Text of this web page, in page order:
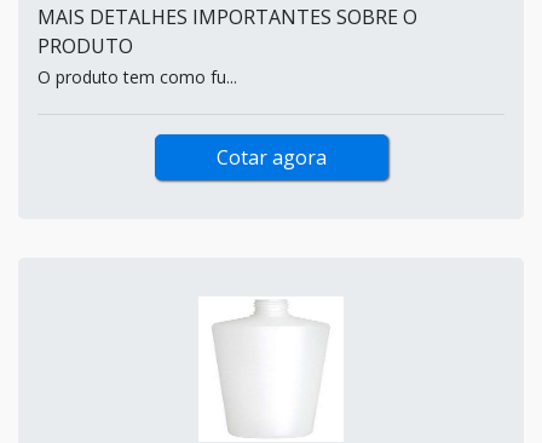
MAIS DETALHES IMPORTANTES SOBRE O
PRODUTO
O produto tem como fu...
Cotar agora